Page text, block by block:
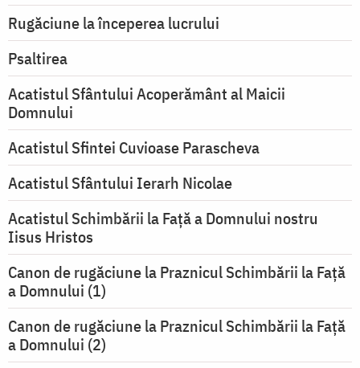
Rugăciune la începerea lucrului
Psaltirea
Acatistul Sfântului Acoperământ al Maicii
Domnului
Acatistul Sfintei Cuvioase Parascheva
Acatistul Sfântului Ierarh Nicolae
Acatistul Schimbării la Faţă a Domnului nostru
Iisus Hristos
Canon de rugăciune la Praznicul Schimbării la Faţă
a Domnului (1)
Canon de rugăciune la Praznicul Schimbării la Faţă
a Domnului (2)